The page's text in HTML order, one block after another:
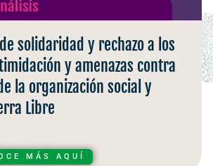
solidaridad y rechazo a los
y amenazas contra
la organización social y
Libre
MÁS AQUÍ